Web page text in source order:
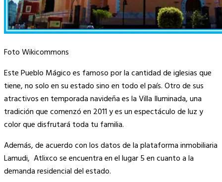
Foto Wikicommons
Este Pueblo Mágico es famoso por la cantidad de iglesias que
tiene, no solo en su estado sino en todo el país. Otro de sus
atractivos en temporada navideña es la Villa Iluminada, una
tradición que comenzó en 2011 y es un espectáculo de luz y
color que disfrutará toda tu familia.
Además, de acuerdo con los datos de la plataforma inmobiliaria
Lamudi, Atlixco se encuentra en el lugar 5 en cuanto a la
demanda residencial del estado.